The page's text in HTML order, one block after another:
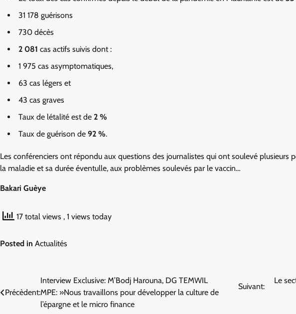
31 178 guérisons
730 décès
2 081 cas actifs suivis dont :
1 975 cas asymptomatiques,
63 cas légers et
43 cas graves
Taux de létalité est de 2 %
Taux de guérison de 92 %.
Les conférenciers ont répondu aux questions des journalistes qui ont soulevé plusieurs
la maladie et sa durée éventulle, aux problèmes soulevés par le vaccin…
Bakari Guèye
17 total views , 1 views today
Posted in Actualités
Navigation
de
Précèdent:
Interview Exclusive: M’Bodj Harouna, DG TEMWIL
MPE: »Nous travaillons pour développer la culture de
l’épargne et le micro finance
Suivant:
Le